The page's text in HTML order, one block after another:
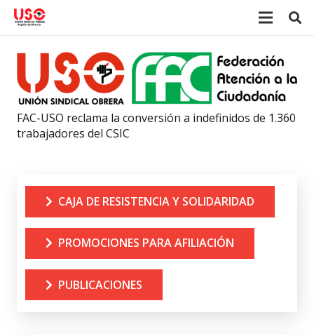
FAC-USO reclama la conversión a indefinidos de 1.360
trabajadores del CSIC
CAJA DE RESISTENCIA Y SOLIDARIDAD
PROMOCIONES PARA AFILIACIÓN
PUBLICACIONES